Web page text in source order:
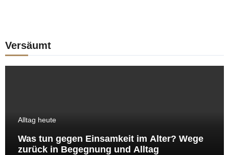
Versäumt
Alltag heute
Was tun gegen Einsamkeit im Alter? Wege
zurück in Begegnung und Alltag